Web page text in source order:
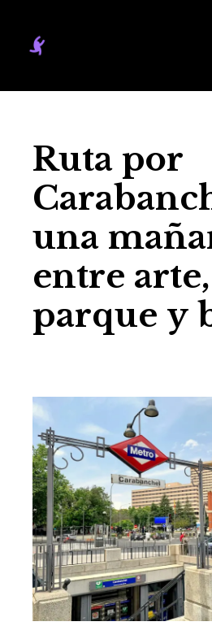
Ruta por
una
entre arte,
parque y